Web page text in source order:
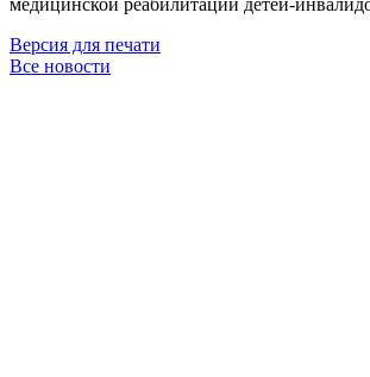
Версия для печати
Все новости